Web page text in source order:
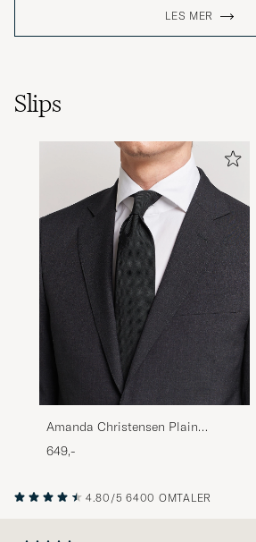
LES MER
Slips
Amanda Christensen Plain
Classic Tie 8 cm Black
649,-
4.80/5 6400 OMTALER